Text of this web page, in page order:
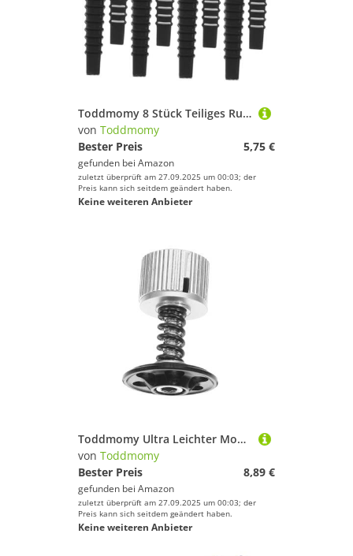
Toddmomy 8 Stück Teiliges Rutschfeste Silikon Ohrpolster für Dünne Brillenbügel Weiche Brillen endkappen Komfortable Anti rutsch Brillenbügelüberzüge für Sicheren Halt und Angenehmen
von Toddmomy
Bester Preis
5,75 €
gefunden bei Amazon
zuletzt überprüft am 27.09.2025 um 00:03; der
Preis kann sich seitdem geändert haben.
Keine weiteren Anbieter
Toddmomy Ultra Leichter Mountainbike-vorderradgabel-Expander mit Hoher Festigkeit Steckbarer Gabelverschluss für Vielseitige Kompatibilität Stoßdämpfend für Komfortables Fahren Geeignet für
von Toddmomy
Bester Preis
8,89 €
gefunden bei Amazon
zuletzt überprüft am 27.09.2025 um 00:03; der
Preis kann sich seitdem geändert haben.
Keine weiteren Anbieter